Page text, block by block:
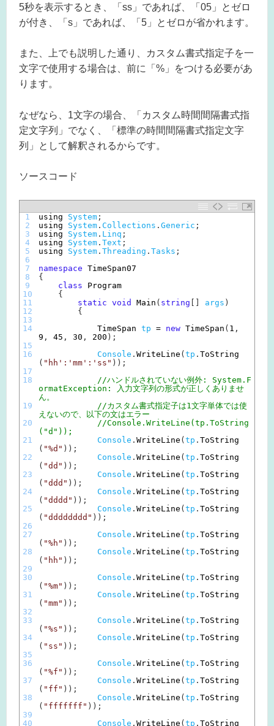
5秒を表示するとき、「ss」であれば、「05」とゼロ
が付き、「s」であれば、「5」とゼロが省かれます。
また、上でも説明した通り、カスタム書式指定子を一
文字で使用する場合は、前に「%」をつける必要があ
ります。
なぜなら、1文字の場合、「カスタム時間間隔書式指
定文字列」でなく、「標準の時間間隔書式指定文字
列」として解釈されるからです。
ソースコード
1
2
3
4
5
6
7
8
9
10
11
12
13
14
15
16
17
18
19
20
21
22
23
24
25
26
27
28
29
30
31
32
33
34
35
36
37
38
39
40
using System ;
using System . Collections . Generic ;
using System . Linq ;
using System . Text ;
using System . Threading . Tasks ;
namespace TimeSpan07
{
class
Program
{
static void Main ( string [ ] args )
{
TimeSpan tp = new TimeSpan ( 1 ,
9 , 45 , 30 , 200 ) ;
Console . WriteLine (tp . ToString
( "hh':'mm':'ss" ) ) ;
//ハンドルされていない例外: System.F
ormatException: 入力文字列の形式が正しくありませ
ん。
//カスタム書式指定子は1文字単体では使
えないので、以下の文はエラー
//Console.WriteLine(tp.ToString
("d"));
Console . WriteLine (tp . ToString
( "%d" ) ) ;
Console . WriteLine (tp . ToString
( "dd" ) ) ;
Console . WriteLine (tp . ToString
( "ddd" ) ) ;
Console . WriteLine (tp . ToString
( "dddd" ) ) ;
Console . WriteLine (tp . ToString
( "dddddddd" ) ) ;
Console . WriteLine (tp . ToString
( "%h" ) ) ;
Console . WriteLine (tp . ToString
( "hh" ) ) ;
Console . WriteLine (tp . ToString
( "%m" ) ) ;
Console . WriteLine (tp . ToString
( "mm" ) ) ;
Console . WriteLine (tp . ToString
( "%s" ) ) ;
Console . WriteLine (tp . ToString
( "ss" ) ) ;
Console . WriteLine (tp . ToString
( "%f" ) ) ;
Console . WriteLine (tp . ToString
( "ff" ) ) ;
Console . WriteLine (tp . ToString
( "fffffff" ) ) ;
Console . WriteLine (tp . ToString